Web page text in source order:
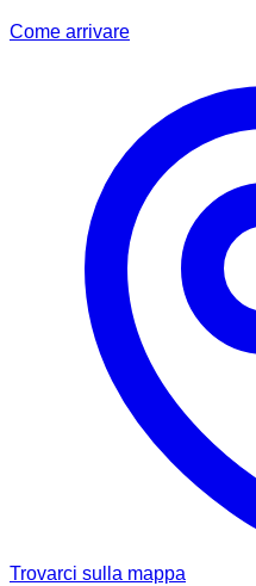
Come arrivare
Trovarci sulla mappa